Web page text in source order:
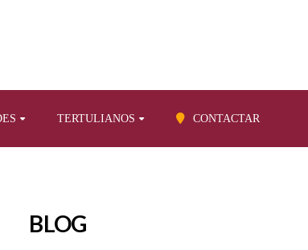
TERTULIANOS CONTACTAR
BLOG